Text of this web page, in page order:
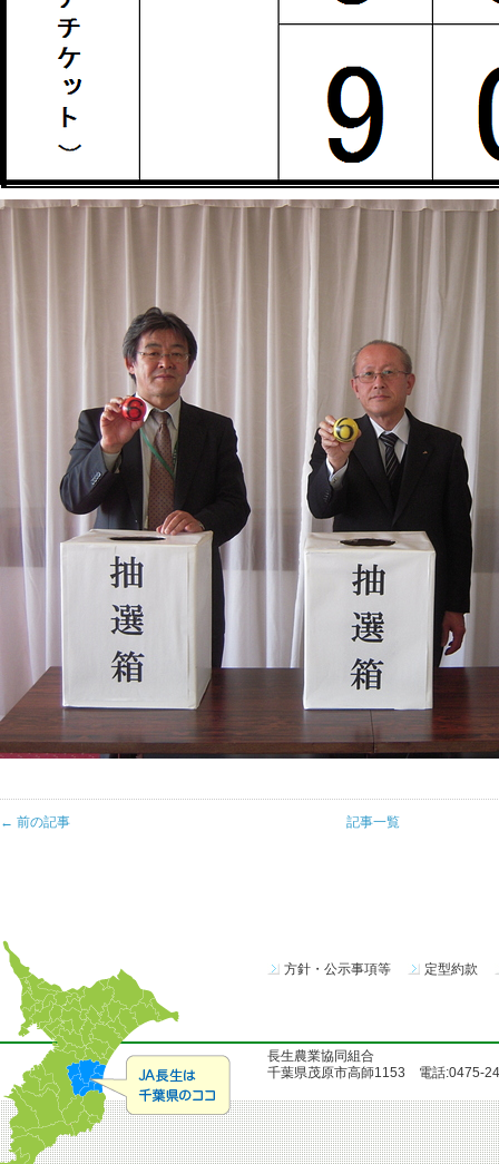
← 前の記事 記事一覧
方針・公示事項等 定型約款
長生農業協同組合
千葉県茂原市高師1153 電話:0475-